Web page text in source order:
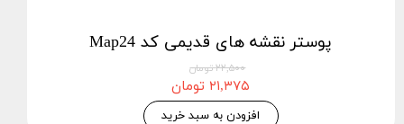
پوستر نقشه های قدیمی کد Map24
۲۲,۵۰۰ تومان
۲۱,۳۷۵ تومان
افزودن به سبد خرید